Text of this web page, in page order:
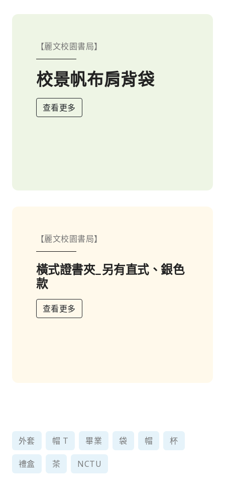
【麗文校園書局】
校景帆布肩背袋
查看更多
【麗文校園書局】
橫式證書夾_另有直式、銀色
款
查看更多
外套 帽 T 畢業 袋 帽 杯
禮盒 茶 NCTU